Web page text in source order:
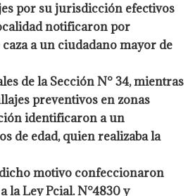
por su jurisdicción efectivos
notificaron por
caza a un ciudadano mayor de
de la Sección N° 34, mientras
preventivos en zonas
identificaron a un
de edad, quien realizaba la
motivo confeccionaron
la Ley Pcial. N°4830 y